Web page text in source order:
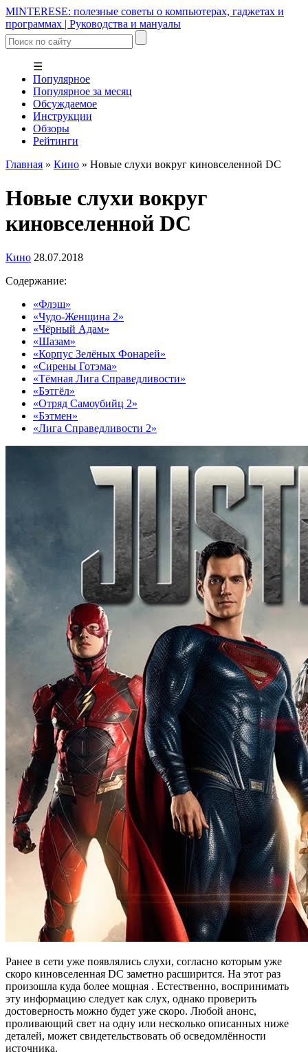
MINTERESE: полезные советы о компьютерах, гаджетах и
программах | Руководства и мануалы
☰
Популярное
Популярное за месяц
Обсуждаемое
Инструкции
Обзоры
Рейтинги
Главная » Кино » Новые слухи вокруг киновселенной DC
Новые слухи вокруг
киновселенной DC
Кино 28.07.2018
Содержание:
«Флэш»
«Чудо-Женщина 2»
«Чёрный Адам»
«Шазам»
«Корпус Зелёных Фонарей»
«Сирены Готэма»
«Тёмная Лига Справедливости»
«Бэтгёл»
«Отряд Самоубийц 2»
«Бэтмен»
«Лига Справедливости 2»
Ранее в сети уже появлялись слухи, согласно которым уже
скоро киновселенная DC заметно расширится. На этот раз
произошла куда более мощная . Естественно, воспринимать
эту информацию следует как слух, однако проверить
достоверность можно будет уже скоро. Любой анонс,
проливающий свет на одну или несколько описанных ниже
деталей, может свидетельствовать об осведомлённости
источника.